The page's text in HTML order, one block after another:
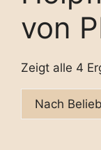
von
Zeigt alle 4